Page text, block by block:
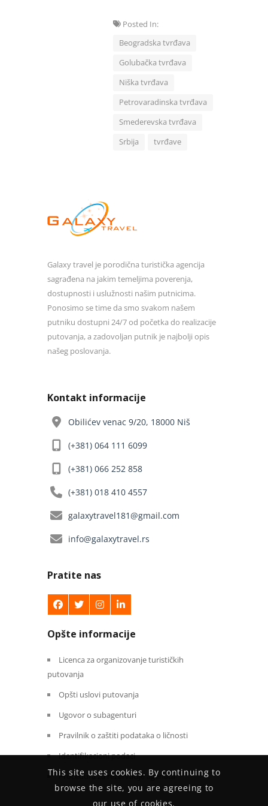
Posted In:
Beogradska tvrđava
Golubačka tvrđava
Niška tvrđava
Petrovaradinska tvrđava
Smederevska tvrđava
Srbija
tvrđave
Galaxy travel je porodična turistička agencija
sagrađena na jakim temeljima poverenja,
dostupnosti i uslužnosti našim putnicima.
Ponosimo se time da smo svakom našem
putniku dostupni 24/7 od početka do realizacije
putovanja, a zadovoljan putnik je najbolji opis
našeg poslovanja.
Kontakt informacije
Obilićev venac 9/20, 18000 Niš
(+381) 064 111 6099
(+381) 066 252 858
(+381) 018 410 4557
galaxytravel181@gmail.com
info@galaxytravel.rs
Pratite nas
Opšte informacije
Licenca za organizovanje turističkih
putovanja
Opšti uslovi putovanja
Ugovor o subagenturi
Pravilnik o zaštiti podataka o ličnosti
Identifikacioni podaci
Procedura za rezervacije agenata
This site uses cookies. By continuing to
browse the site, you are agreeing to
our use of cookies.